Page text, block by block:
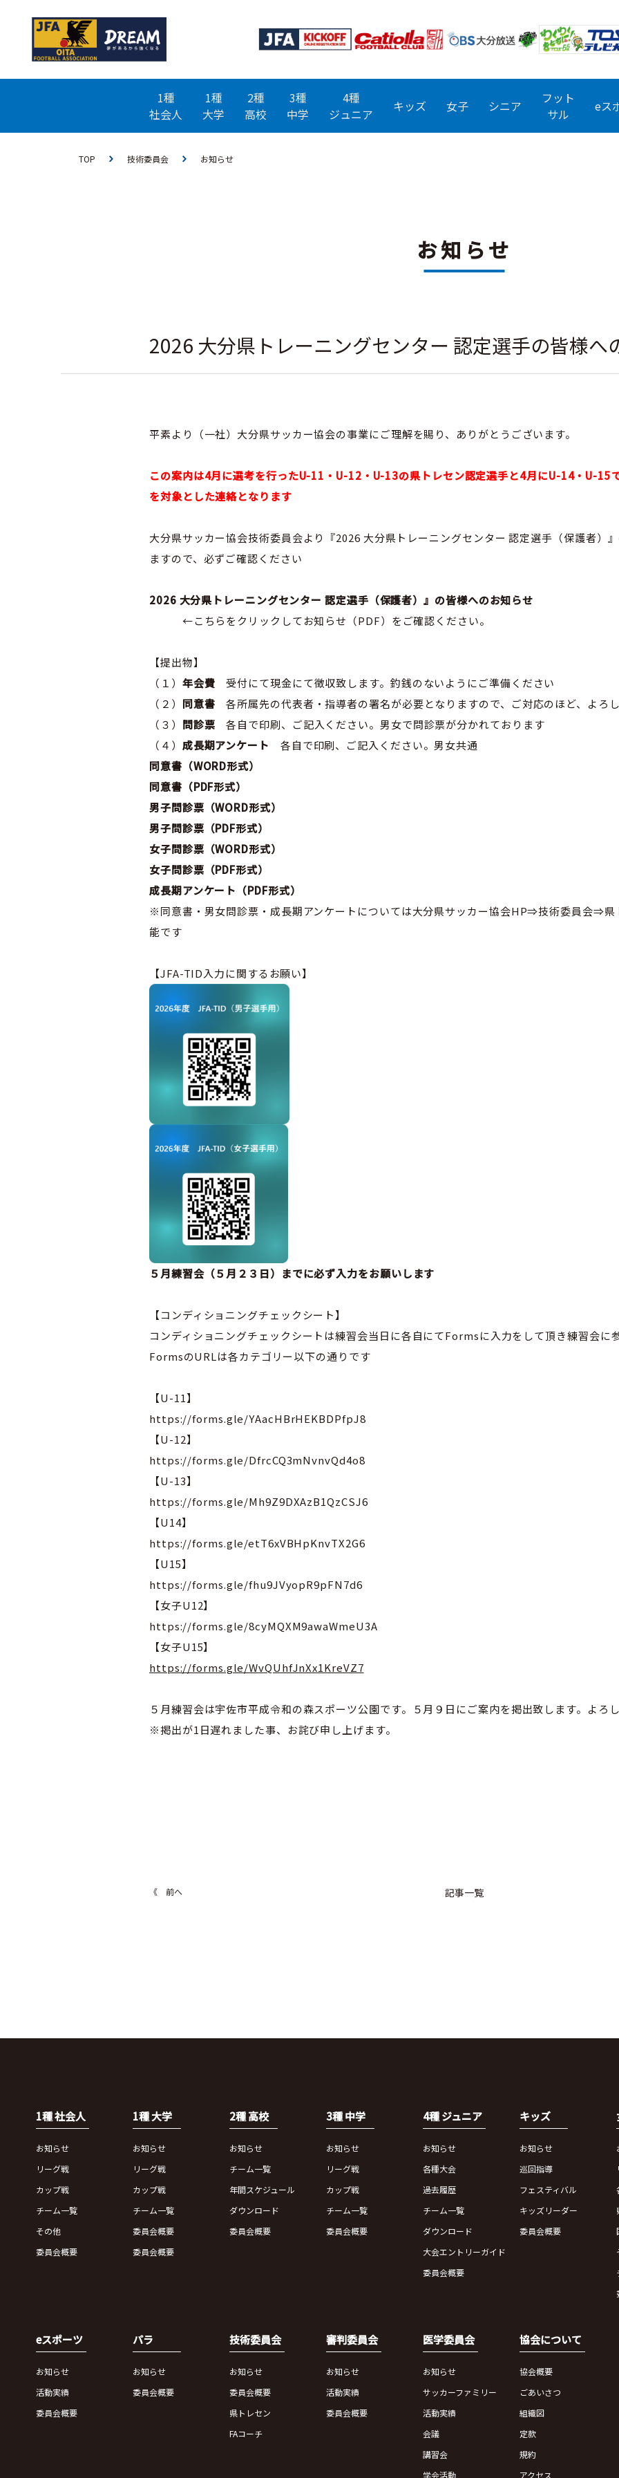
1種
社会人
1種
大学
2種
高校
3種
中学
4種
ジュニア
キッズ 女子 シニア
フット
サル
eス
TOP 技術委員会 お知らせ
お知らせ
2026 大分県トレーニングセンター 認定選手の皆様へ
平素より（一社）大分県サッカー協会の事業にご理解を賜り、ありがとうございます。
この案内は4月に選考を行ったU-11・U-12・U-13の県トレセン認定選手と4月にU-14・U-15
を対象とした連絡となります
大分県サッカー協会技術委員会より『2026 大分県トレーニングセンター 認定選手（保護者）
ますので、必ずご確認ください
2026 大分県トレーニングセンター 認定選手（保護者）』の皆様へのお知らせ
←こちらをクリックしてお知らせ（PDF）をご確認ください。
【提出物】
（１） 年会費 受付にて現金にて徴収致します。釣銭のないようにご準備ください
（２） 同意書 各所属先の代表者・指導者の署名が必要となりますので、ご対応のほど、よろ
（３） 問診票 各自で印刷、ご記入ください。男女で問診票が分かれております
（４） 成長期アンケート 各自で印刷、ご記入ください。男女共通
同意書（WORD形式）
同意書（PDF形式）
男子問診票（WORD形式）
男子問診票（PDF形式）
女子問診票（WORD形式）
女子問診票（PDF形式）
成長期アンケート（PDF形式）
※同意書・男女問診票・成長期アンケートについては大分県サッカー協会HP⇒技術委員会⇒県
能です
【JFA-TID入力に関するお願い】
５月練習会（５月２３日）までに必ず入力をお願いします
【コンディショニングチェックシート】
コンディショニングチェックシートは練習会当日に各自にてFormsに入力をして頂き練習会に
FormsのURLは各カテゴリー以下の通りです
【U-11】
https://forms.gle/YAacHBrHEKBDPfpJ8
【U-12】
https://forms.gle/DfrcCQ3mNvnvQd4o8
【U-13】
https://forms.gle/Mh9Z9DXAzB1QzCSJ6
【U14】
https://forms.gle/etT6xVBHpKnvTX2G6
【U15】
https://forms.gle/fhu9JVyopR9pFN7d6
【女子U12】
https://forms.gle/8cyMQXM9awaWmeU3A
【女子U15】
https://forms.gle/WvQUhfJnXx1KreVZ7
５月練習会は宇佐市平成令和の森スポーツ公園です。５月９日にご案内を掲出致します。よろ
※掲出が1日遅れました事、お詫び申し上げます。
《 前へ 記事一覧
1種 社会人
お知らせ
リーグ戦
カップ戦
チーム一覧
その他
委員会概要
1種 大学
お知らせ
リーグ戦
カップ戦
チーム一覧
委員会概要
委員会概要
2種 高校
お知らせ
チーム一覧
年間スケジュール
ダウンロード
委員会概要
3種 中学
お知らせ
リーグ戦
カップ戦
チーム一覧
委員会概要
4種 ジュニア
お知らせ
各種大会
過去履歴
チーム一覧
ダウンロード
大会エントリーガイド
委員会概要
キッズ
お知らせ
巡回指導
フェスティバル
キッズリーダー
委員会概要
eスポーツ
お知らせ
活動実績
委員会概要
パラ
お知らせ
委員会概要
技術委員会
お知らせ
委員会概要
県トレセン
FAコーチ
審判委員会
お知らせ
活動実績
委員会概要
医学委員会
お知らせ
サッカーファミリー
活動実績
会議
講習会
学会活動
協会について
協会概要
ごあいさつ
組織図
定款
規約
アクセス